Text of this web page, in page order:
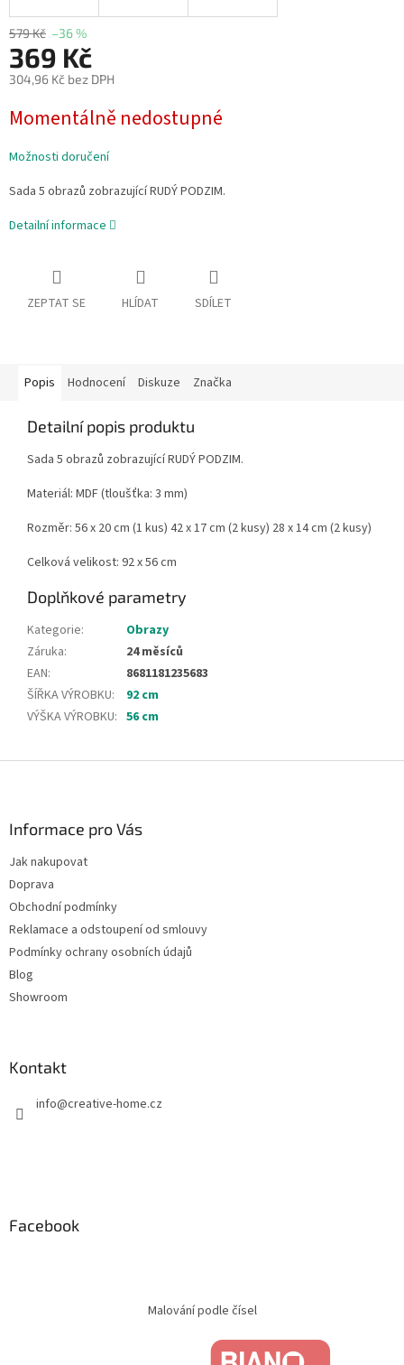
579 Kč –36 %
369 Kč
304,96 Kč bez DPH
cena:
Momentálně nedostupné
Možnosti doručení
Sada 5 obrazů zobrazující RUDÝ PODZIM.
Detailní informace
ZEPTAT SE HLÍDAT SDÍLET
Popis Hodnocení Diskuze Značka
Detailní popis produktu
Sada 5 obrazů zobrazující RUDÝ PODZIM.
Materiál: MDF (tloušťka: 3 mm)
Rozměr: 56 x 20 cm (1 kus) 42 x 17 cm (2 kusy) 28 x 14 cm (2 kusy)
Celková velikost: 92 x 56 cm
Doplňkové parametry
Kategorie:
Obrazy
Záruka:
24 měsíců
EAN:
8681181235683
ŠÍŘKA VÝROBKU:
92 cm
VÝŠKA VÝROBKU: 56 cm
Informace pro Vás
Jak nakupovat
Doprava
Obchodní podmínky
Reklamace a odstoupení od smlouvy
Podmínky ochrany osobních údajů
Blog
Showroom
Kontakt
info@creative-home.cz
Facebook
Malování podle čísel